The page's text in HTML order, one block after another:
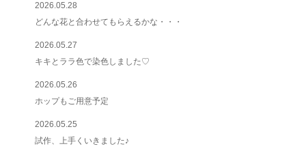
2026.05.28
どんな花と合わせてもらえるかな・・・
2026.05.27
キキとララ色で染色しました♡
2026.05.26
ホップもご用意予定
2026.05.25
試作、上手くいきました♪